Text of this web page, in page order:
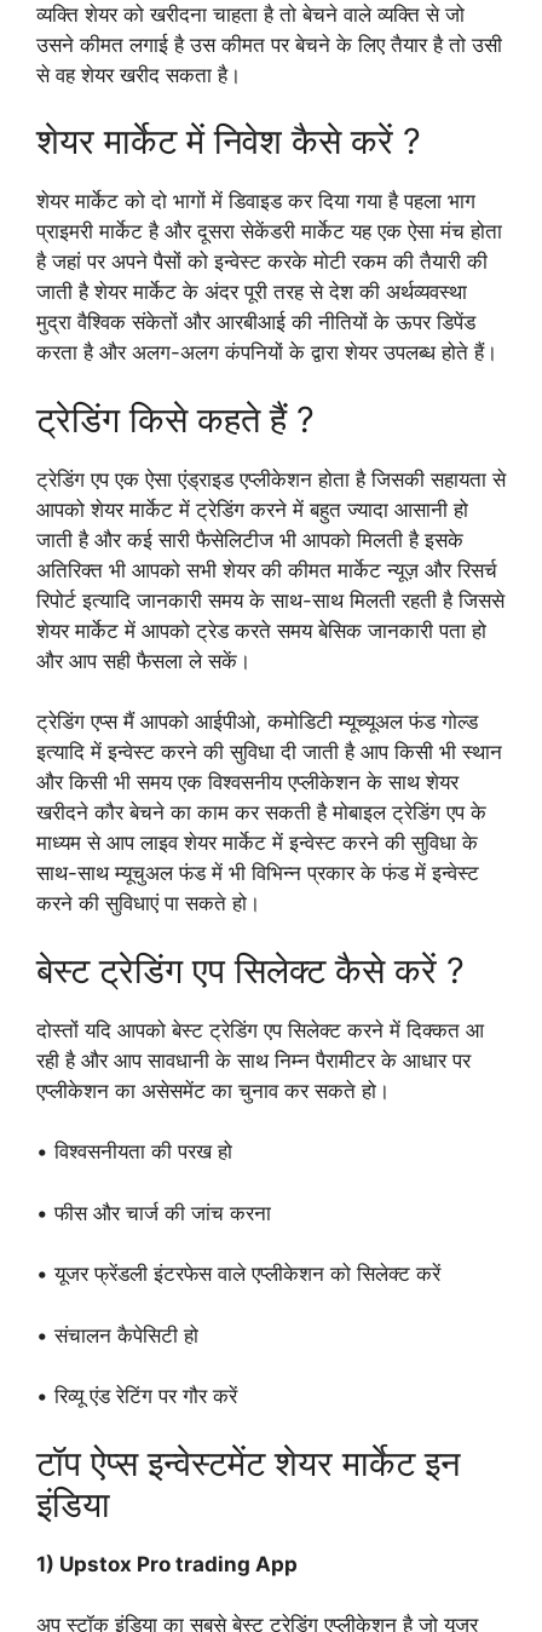
व्यक्ति शेयर को खरीदना चाहता है तो बेचने वाले व्यक्ति से जो
उसने कीमत लगाई है उस कीमत पर बेचने के लिए तैयार है तो उसी
से वह शेयर खरीद सकता है।
शेयर मार्केट में निवेश कैसे करें ?
शेयर मार्केट को दो भागों में डिवाइड कर दिया गया है पहला भाग
प्राइमरी मार्केट है और दूसरा सेकेंडरी मार्केट यह एक ऐसा मंच होता
है जहां पर अपने पैसों को इन्वेस्ट करके मोटी रकम की तैयारी की
जाती है शेयर मार्केट के अंदर पूरी तरह से देश की अर्थव्यवस्था
मुद्रा वैश्विक संकेतों और आरबीआई की नीतियों के ऊपर डिपेंड
करता है और अलग-अलग कंपनियों के द्वारा शेयर उपलब्ध होते हैं।
ट्रेडिंग किसे कहते हैं ?
ट्रेडिंग एप एक ऐसा एंड्राइड एप्लीकेशन होता है जिसकी सहायता से
आपको शेयर मार्केट में ट्रेडिंग करने में बहुत ज्यादा आसानी हो
जाती है और कई सारी फैसेलिटीज भी आपको मिलती है इसके
अतिरिक्त भी आपको सभी शेयर की कीमत मार्केट न्यूज़ और रिसर्च
रिपोर्ट इत्यादि जानकारी समय के साथ-साथ मिलती रहती है जिससे
शेयर मार्केट में आपको ट्रेड करते समय बेसिक जानकारी पता हो
और आप सही फैसला ले सकें।
ट्रेडिंग एप्स मैं आपको आईपीओ, कमोडिटी म्यूच्यूअल फंड गोल्ड
इत्यादि में इन्वेस्ट करने की सुविधा दी जाती है आप किसी भी स्थान
और किसी भी समय एक विश्वसनीय एप्लीकेशन के साथ शेयर
खरीदने कौर बेचने का काम कर सकती है मोबाइल ट्रेडिंग एप के
माध्यम से आप लाइव शेयर मार्केट में इन्वेस्ट करने की सुविधा के
साथ-साथ म्यूचुअल फंड में भी विभिन्न प्रकार के फंड में इन्वेस्ट
करने की सुविधाएं पा सकते हो।
बेस्ट ट्रेडिंग एप सिलेक्ट कैसे करें ?
दोस्तों यदि आपको बेस्ट ट्रेडिंग एप सिलेक्ट करने में दिक्कत आ
रही है और आप सावधानी के साथ निम्न पैरामीटर के आधार पर
एप्लीकेशन का असेसमेंट का चुनाव कर सकते हो।
• विश्वसनीयता की परख हो
• फीस और चार्ज की जांच करना
• यूजर फ्रेंडली इंटरफेस वाले एप्लीकेशन को सिलेक्ट करें
• संचालन कैपेसिटी हो
• रिव्यू एंड रेटिंग पर गौर करें
टॉप ऐप्स इन्वेस्टमेंट शेयर मार्केट इन
इंडिया
1) Upstox Pro trading App
अप स्टॉक इंडिया का सबसे बेस्ट ट्रेडिंग एप्लीकेशन है जो यूजर